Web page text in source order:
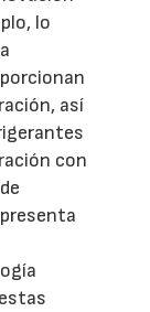
lo
así
con